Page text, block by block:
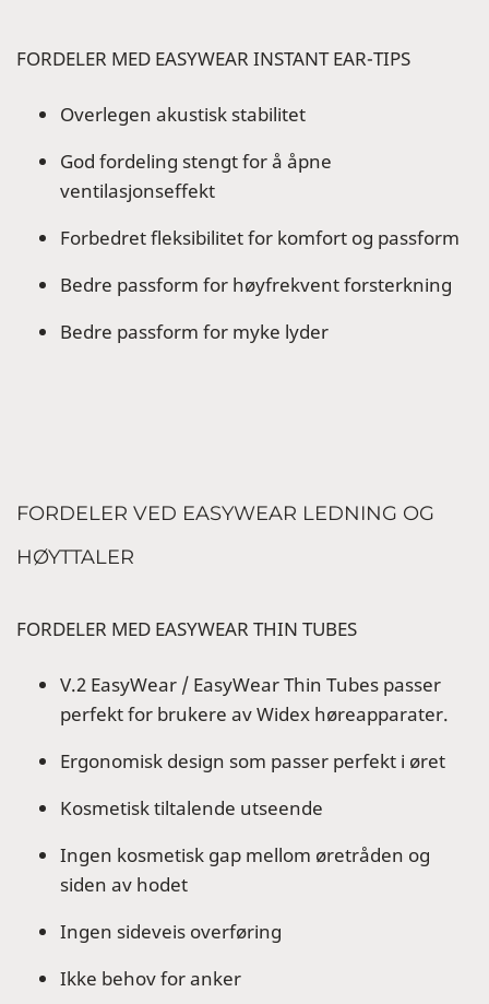
FORDELER MED EASYWEAR INSTANT EAR-TIPS
Overlegen akustisk stabilitet
God fordeling stengt for å åpne
ventilasjonseffekt
Forbedret fleksibilitet for komfort og passform
Bedre passform for høyfrekvent forsterkning
Bedre passform for myke lyder
FORDELER VED EASYWEAR LEDNING OG
HØYTTALER
FORDELER MED EASYWEAR THIN TUBES
V.2 EasyWear / EasyWear Thin Tubes passer
perfekt for brukere av Widex høreapparater.
Ergonomisk design som passer perfekt i øret
Kosmetisk tiltalende utseende
Ingen kosmetisk gap mellom øretråden og
siden av hodet
Ingen sideveis overføring
Ikke behov for anker